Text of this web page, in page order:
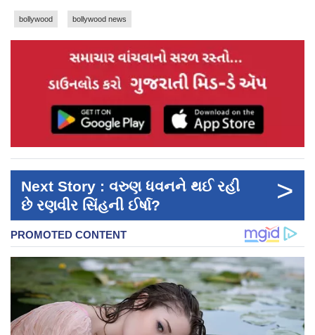
bollywood bollywood news
Next Story : વરુણ ધવનને થઈ રહી
છે રણવીર સિંહની ઈર્ષા?
>